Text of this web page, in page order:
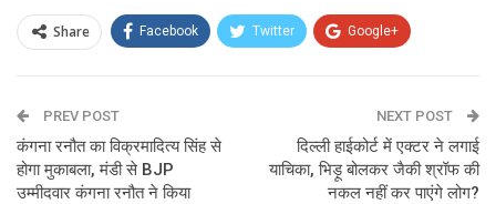
Share Facebook Twitter Google+
Email
PREV POST
कंगना रनौत का विक्रमादित्य सिंह से
होगा मुकाबला, मंडी से BJP
उम्मीदवार कंगना रनौत ने किया
NEXT POST
दिल्ली हाईकोर्ट में एक्टर ने लगाई
याचिका, भिड़ू बोलकर जैकी श्रॉफ की
नकल नहीं कर पाएंगे लोग?